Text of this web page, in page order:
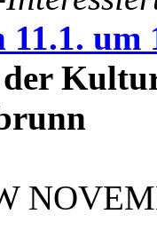
11.1. um